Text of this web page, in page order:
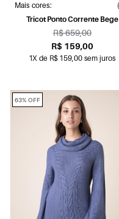
Mais cores:
Tricot Ponto Corrente Bege
R$ 659,00
R$ 159,00
1X de R$ 159,00 sem juros
63% OFF